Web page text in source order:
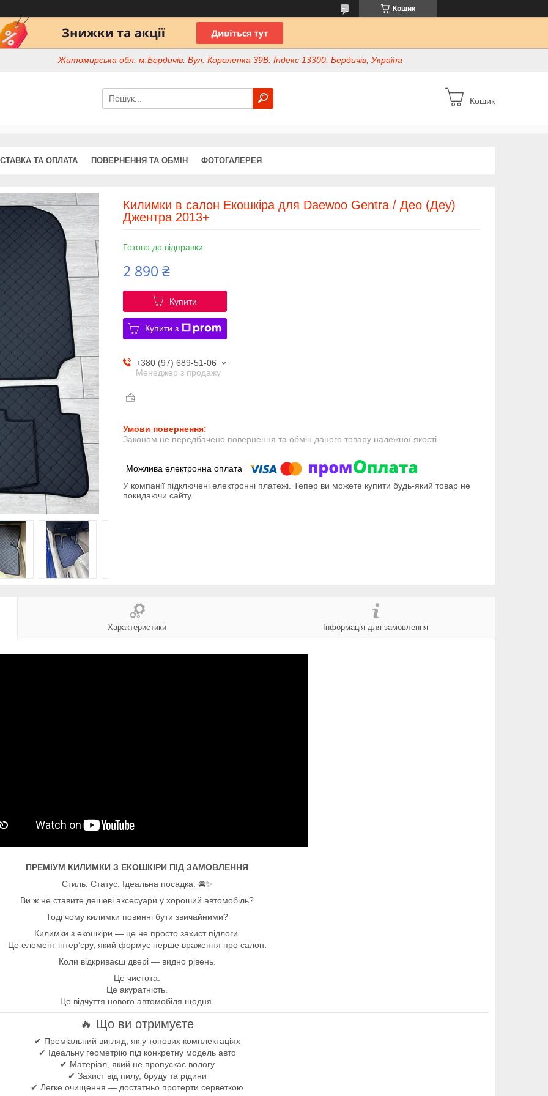
Кошик
Житомирська обл. м.Бердичів. Вул. Короленка 39В. Індекс 13300, Бердичів, Україна
Кошик
ТА ОПЛАТА ПОВЕРНЕННЯ ТА ОБМІН ФОТОГАЛЕРЕЯ
Килимки в салон Екошкіра для Daewoo Gentra / Део (Деу)
Джентра 2013+
Готово до відправки
2 890 ₴
Купити
Купити з
+380 (97) 689-51-06
Менеджер з продажу
Законом не передбачено повернення та обмін даного товару належної якості
У компанії підключені електронні платежі. Тепер ви можете купити будь-який товар не
покидаючи сайту.
Характеристики Інформація для замовлення
ПРЕМІУМ КИЛИМКИ З ЕКОШКІРИ ПІД ЗАМОВЛЕННЯ
Стиль. Статус. Ідеальна посадка. 🚘✨
Ви ж не ставите дешеві аксесуари у хороший автомобіль?
Тоді чому килимки повинні бути звичайними?
Килимки з екошкіри — це не просто захист підлоги.
Це елемент інтер’єру, який формує перше враження про салон.
Коли відкриваєш двері — видно рівень.
Це чистота.
Це акуратність.
Це відчуття нового автомобіля щодня.
🔥 Що ви отримуєте
✔ Преміальний вигляд, як у топових комплектаціях
✔ Ідеальну геометрію під конкретну модель авто
✔ Матеріал, який не пропускає вологу
✔ Захист від пилу, бруду та рідини
✔ Легке очищення — достатньо протерти серветкою